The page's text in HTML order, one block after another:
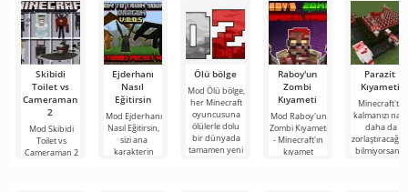
üretti
Skibidi
Toilet vs
Cameraman
2
Mod Skibidi
Toilet vs
Cameraman 2
Ejderhanı
Nasıl
Eğitirsin
Mod Ejderhanı
Nasıl Eğitirsin,
sizi ana
karakterin
Ölü bölge
Mod Ölü bölge,
her Minecraft
oyuncusuna
ölülerle dolu
bir dünyada
tamamen yeni
Raboy'un
Zombi
Kıyameti
Mod Raboy'un
Zombi Kıyameti
- Minecraft'ın
kıyamet
Parazit
Kıyameti
Minecraft'ta
kalmanızı nasıl
daha da
bilmiyorsanız,